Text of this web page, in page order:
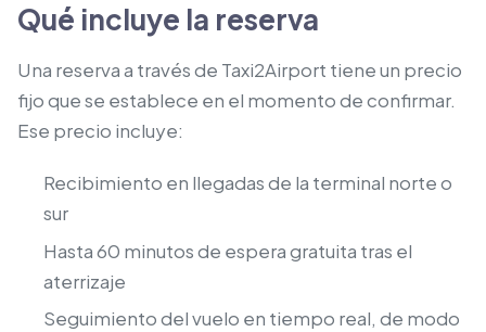
Qué incluye la reserva
Una reserva a través de Taxi2Airport tiene un precio
fijo que se establece en el momento de confirmar.
Ese precio incluye:
Recibimiento en llegadas de la terminal norte o
sur
Hasta 60 minutos de espera gratuita tras el
aterrizaje
Seguimiento del vuelo en tiempo real, de modo